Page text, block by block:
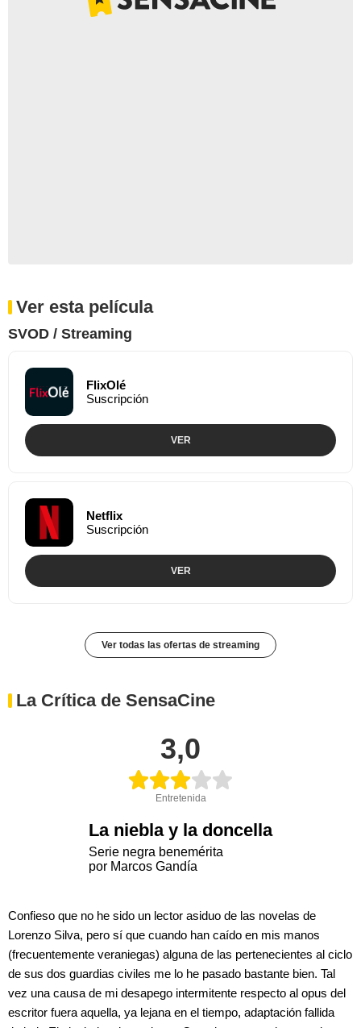
Ver esta película
SVOD / Streaming
FlixOlé
Suscripción
VER
Netflix
Suscripción
VER
Ver todas las ofertas de streaming
La Crítica de SensaCine
3,0
Entretenida
La niebla y la doncella
Serie negra benemérita
por Marcos Gandía
Confieso que no he sido un lector asiduo de las novelas de
Lorenzo Silva, pero sí que cuando han caído en mis manos
(frecuentemente veraniegas) alguna de las pertenecientes al ciclo
de sus dos guardias civiles me lo he pasado bastante bien. Tal
vez una causa de mi desapego intermitente respecto al opus del
escritor fuera aquella, ya lejana en el tiempo, adaptación fallida